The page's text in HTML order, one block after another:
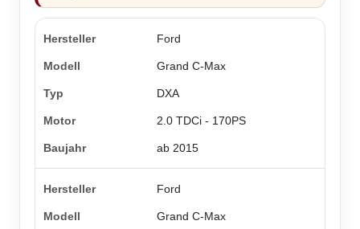
Ford
Grand C-Max
DXA
2.0 TDCi - 170PS
ab 2015
Ford
Grand C-Max